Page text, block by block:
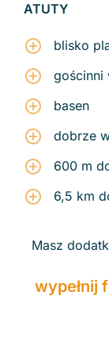
ATUTY
blisko
gościnni
basen
dobrze
600 m
6,5 km
Masz
wypełnij